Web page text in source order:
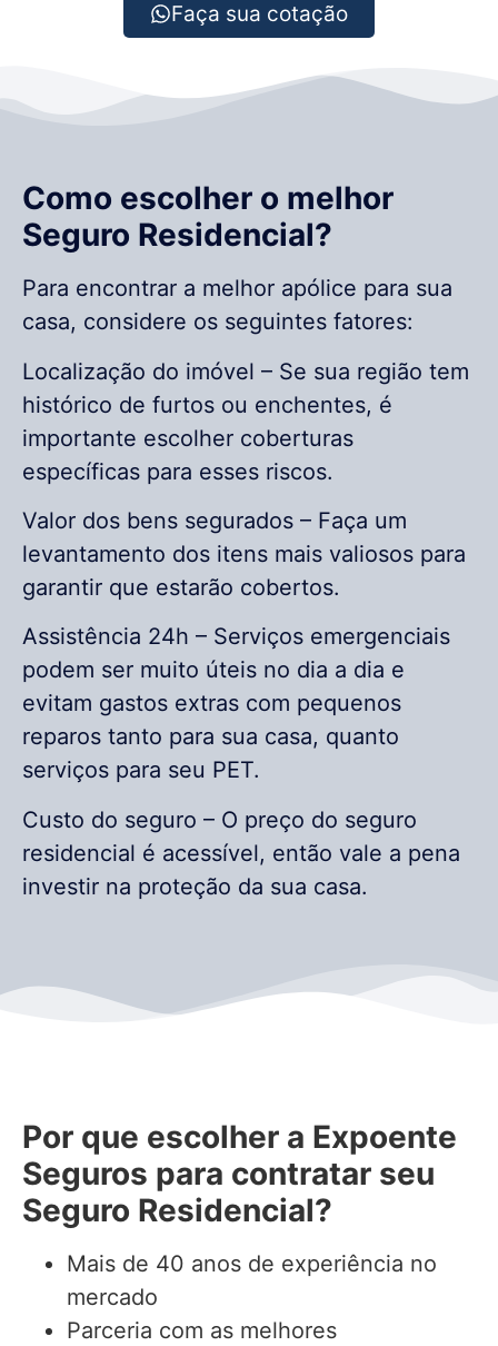
Faça sua cotação
Como escolher o melhor
Seguro Residencial?
Para encontrar a melhor apólice para sua
casa, considere os seguintes fatores:
Localização do imóvel – Se sua região tem
histórico de furtos ou enchentes, é
importante escolher coberturas
específicas para esses riscos.
Valor dos bens segurados – Faça um
levantamento dos itens mais valiosos para
garantir que estarão cobertos.
Assistência 24h – Serviços emergenciais
podem ser muito úteis no dia a dia e
evitam gastos extras com pequenos
reparos tanto para sua casa, quanto
serviços para seu PET.
Custo do seguro – O preço do seguro
residencial é acessível, então vale a pena
investir na proteção da sua casa.
Por que escolher a Expoente
Seguros para contratar seu
Seguro Residencial?
Mais de 40 anos de experiência no
mercado
Parceria com as melhores